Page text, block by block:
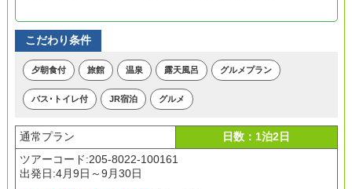
こだわり条件
夕朝食付 旅館 温泉 露天風呂 グルメプラン
バス･トイレ付 JR宿泊 グルメ
通常プラン
日数：1泊2日
ツアーコード:205-8022-100161
出発日:4月9日～9月30日